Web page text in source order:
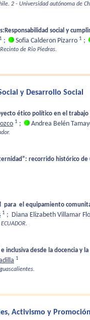
2 - Universidad autónoma de
social y
1 ; Sofia Calderon Pizarro 1 ;
de Rio Piedras.
y Desarrollo Social
ético político en el trabajo
1 ; Andrea Belén
recorrido histórico
para el equipamiento
1 ; Diana Elizabeth Villamar
inclusiva desde la docencia y
1
Activismo y